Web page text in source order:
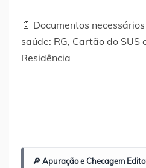
📄 Documentos
saúde: RG, Cartão do SUS
Residência
🔎 Apuração e Checagem